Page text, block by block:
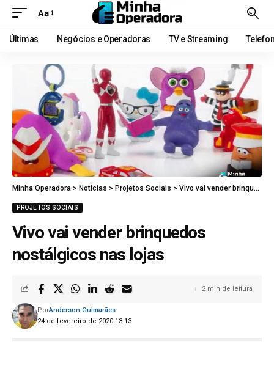
Aa
Últimas Negócios e Operadoras TV e Streaming
Minha Operadora > Notícias > Projetos Sociais > Vivo vai vender brinquedos nostálgicos nas lojas
PROJETOS SOCIAIS
Vivo vai vender brinquedos
nostálgicos nas lojas
24 de fevereiro de 2020 13:13
PorAnderson Guimarães
2 min de leitura